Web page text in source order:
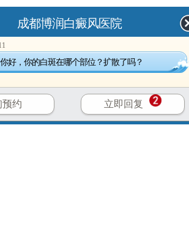
成都博润白癜风医院
你好，你的白斑在哪个部位？扩散了吗？
预约 立即回复